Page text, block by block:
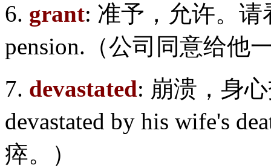
6. grant: 准予，允许。请
pension.（公司同意给他
7. devastated: 崩溃，身
devastated by his wife's
瘁。）